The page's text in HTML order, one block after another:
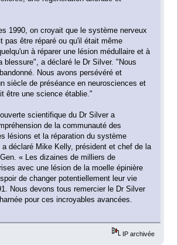
1990, on croyait que le système nerveux
pas être réparé ou qu'il était même
à réparer une lésion médullaire et à
blessure", a déclaré le Dr Silver. "Nous
Nous avons persévéré et
siècle de préséance en neurosciences et
être une science établie."
scientifique du Dr Silver a
de la communauté des
lésions et la réparation du système
déclaré Mike Kelly, président et chef de la
« Les dizaines de milliers de
avec une lésion de la moelle épinière
de changer potentiellement leur vie
Nous devons tous remercier le Dr Silver
pour ces incroyables avancées.
IP archivée